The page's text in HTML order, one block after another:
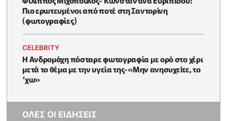
Πιο ερωτευμένοι από ποτέ στη Σαντορίνη
(φωτογραφίες)
CELEBRITY
Η Ανδρομάχη πόσταρε φωτoγραφία με ορό στο χέρι
μετά το θέμα με την υγεία της-«Μην ανησυχείτε, το
‘χω»
ΟΛΕΣ ΟΙ ΕΙΔΗΣΕΙΣ